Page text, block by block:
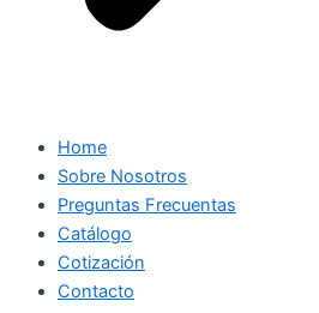
Home
Sobre Nosotros
Preguntas Frecuentas
Catálogo
Cotización
Contacto